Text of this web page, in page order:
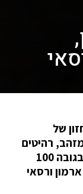
של
רהיטים
משיש, נברשות קריסטל, עמודי דגלים בגובה 100
ורסאי